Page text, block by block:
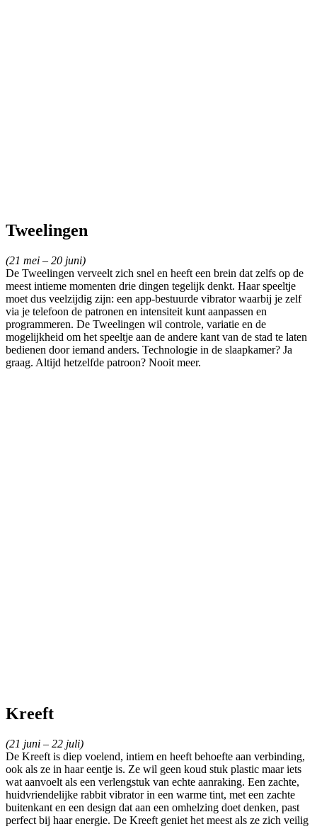
Tweelingen
(21 mei – 20 juni)
De Tweelingen verveelt zich snel en heeft een brein dat zelfs op de
meest intieme momenten drie dingen tegelijk denkt. Haar speeltje
moet dus veelzijdig zijn: een app-bestuurde vibrator waarbij je zelf
via je telefoon de patronen en intensiteit kunt aanpassen en
programmeren. De Tweelingen wil controle, variatie en de
mogelijkheid om het speeltje aan de andere kant van de stad te laten
bedienen door iemand anders. Technologie in de slaapkamer? Ja
graag. Altijd hetzelfde patroon? Nooit meer.
Kreeft
(21 juni – 22 juli)
De Kreeft is diep voelend, intiem en heeft behoefte aan verbinding,
ook als ze in haar eentje is. Ze wil geen koud stuk plastic maar iets
wat aanvoelt als een verlengstuk van echte aanraking. Een zachte,
huidvriendelijke rabbit vibrator in een warme tint, met een zachte
buitenkant en een design dat aan een omhelzing doet denken, past
perfect bij haar energie. De Kreeft geniet het meest als ze zich veilig